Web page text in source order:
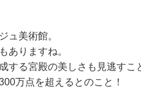
ュ美術館。
ありますね。
する宮殿の美しさも見逃すこ
万点を超えるとのこと！